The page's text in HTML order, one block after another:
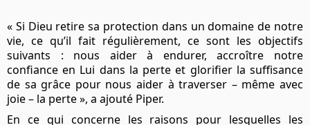
« Si Dieu retire sa protection dans un domaine de notre
vie, ce qu’il fait régulièrement, ce sont les objectifs
suivants : nous aider à endurer, accroître notre
confiance en Lui dans la perte et glorifier la suffisance
de sa grâce pour nous aider à traverser – même avec
joie – la perte », a ajouté Piper.
En ce qui concerne les raisons pour lesquelles les